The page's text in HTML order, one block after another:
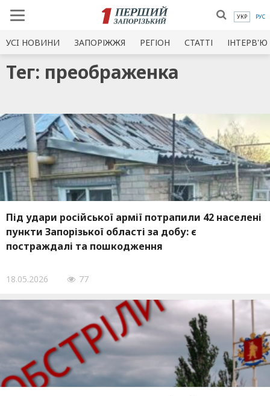
УКР РУС
УСI НОВИНИ ЗАПОРІЖЖЯ РЕГІОН СТАТТІ ІНТЕРВ'Ю
Тег: преображенка
Під удари російської армії потрапили 42 населені
пункти Запорізької області за добу: є
постраждалі та пошкодження
18.05.2026 77